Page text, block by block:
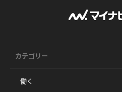
カテゴリー
働く